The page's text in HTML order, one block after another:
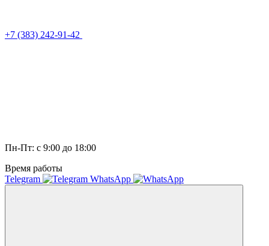
+7 (383) 242-91-42
Пн-Пт: с 9:00 до 18:00
Время работы
Telegram
WhatsApp